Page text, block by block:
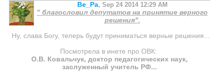
Ве_Ра, Sep 24 2014 12:29 AM
" благословил депутатов на принятие верного
решения".
Ну, слава Богу, теперь будут приниматься верные решения...
Посмотрела в инете про ОВК:
О.В. Ковальчук, доктор педагогических наук,
заслуженный учитель РФ...